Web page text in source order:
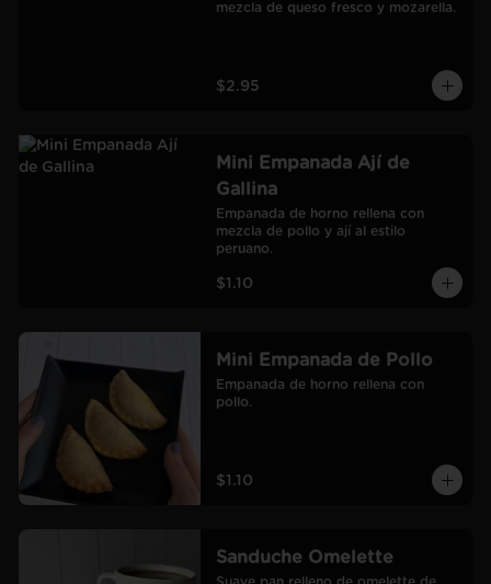
mezcla de queso fresco y mozarella.
$2.95
Mini Empanada Ají de
Gallina
Empanada de horno rellena con
mezcla de pollo y ají al estilo
peruano.
$1.10
Mini Empanada de Pollo
Empanada de horno rellena con
pollo.
$1.10
Sanduche Omelette